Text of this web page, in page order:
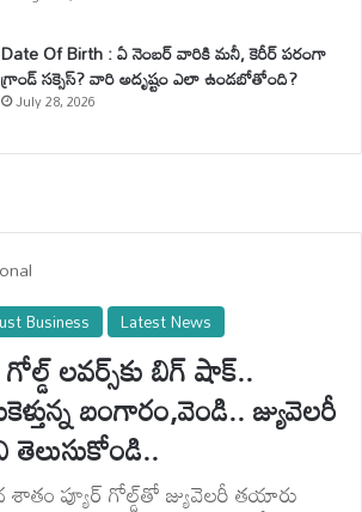
Date Of Birth : ఏ నెంబర్ వారికి మనీ, కెరీర్ పరంగా
గ్రాండ్ సక్సెస్? వారి అదృష్టం ఎలా ఉండబోతోంది?
July 28, 2026